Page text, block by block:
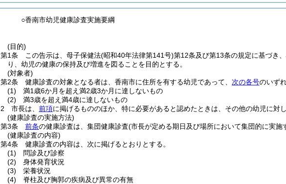
○香南市幼児健康診査実施要綱
(目的)
第1条
この告示は、母子保健法(昭和40年法律第141号)第12条及び第13条の規定に基づき
り、幼児の健康の保持及び増進を図ることを目的とする。
(対象者)
第2条
健康診査の対象となる者は、香南市に住所を有する幼児であって、 次の各号のいず
(1)
満1歳6か月を超え満2歳3か月に達しないもの
(2)
満3歳を超え満4歳に達しないもの
2
市長は、 前項に掲げるもののほか、特に必要があると認めたときは、その他の幼児に対
(健康診査の実施方法)
第3条
前条の健康診査は、集団健康診査(市長が定める期日及び場所において集団的に実施
(健康診査の内容)
第4条
健康診査の内容は、次に掲げるとおりとする。
(1)
問診及び診察
(2)
身体発育状況
(3)
栄養状況
(4)
脊柱及び胸郭の疾病及び異常の有無